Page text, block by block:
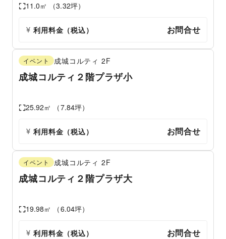
11.0㎡ （3.32坪）
利用料金（税込） お問合せ
イベント 成城コルティ 2F
成城コルティ２階プラザ小
25.92㎡ （7.84坪）
利用料金（税込） お問合せ
イベント 成城コルティ 2F
成城コルティ２階プラザ大
19.98㎡ （6.04坪）
利用料金（税込） お問合せ